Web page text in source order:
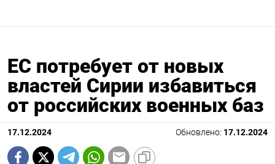
ЕС потребует от новых
властей Сирии избавиться
от российских военных баз
17.12.2024 Обновлено: 17.12.2024